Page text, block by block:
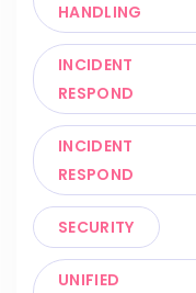
HANDLING
INCIDENT
RESPOND
INCIDENT
RESPOND
SECURITY
UNIFIED